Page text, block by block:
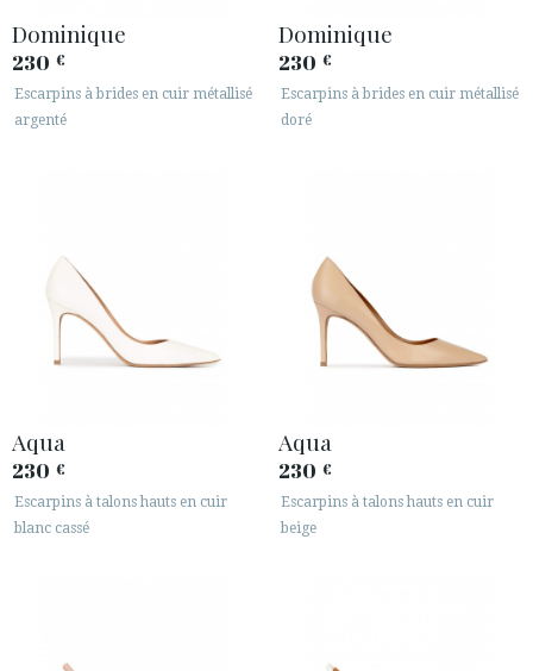
Dominique
230 €
Escarpins à brides en cuir métallisé
argenté
Dominique
230 €
Escarpins à brides en cuir métallisé
doré
Aqua
230 €
Escarpins à talons hauts en cuir
blanc cassé
Aqua
230 €
Escarpins à talons hauts en cuir
beige